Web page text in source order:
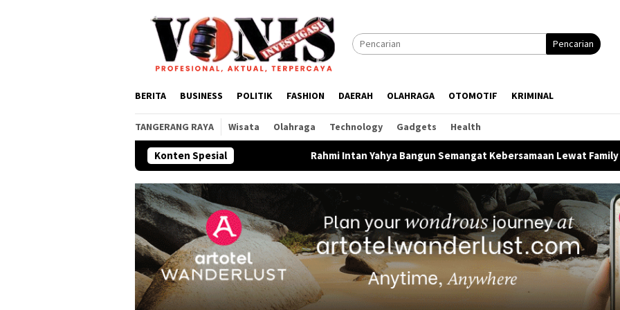
Pencarian
BERITA BUSINESS POLITIK FASHION DAERAH OLAHRAGA OTOMOTIF KRIMINAL
TANGERANG RAYA Wisata Olahraga Technology Gadgets Health
Konten SpesialRahmi Intan Yahya Bangun Semangat Kebersamaan Lewat Family Gathering HUT